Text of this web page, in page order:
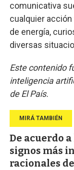
comunicativa
cualquier
de energía,
diversas
Este contenido
inteligencia
de El País.
De acuerdo
signos más
racionales